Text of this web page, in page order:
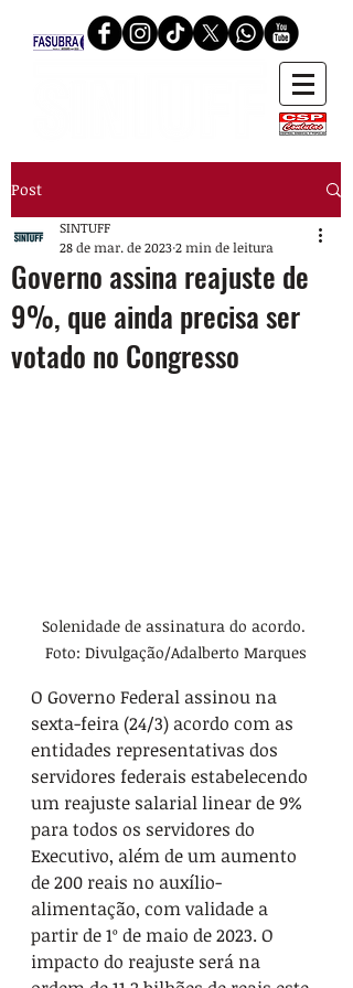
Post
Governo assina reajuste de
9%, que ainda precisa ser
votado no Congresso
SINTUFF
28 de mar. de 20232 min de leitura
Solenidade de assinatura do acordo.
Foto: Divulgação/Adalberto Marques
O Governo Federal assinou na
sexta-feira (24/3) acordo com as
entidades representativas dos
servidores federais estabelecendo
um reajuste salarial linear de 9%
para todos os servidores do
Executivo, além de um aumento
de 200 reais no auxílio-
alimentação, com validade a
partir de 1º de maio de 2023. O
impacto do reajuste será na